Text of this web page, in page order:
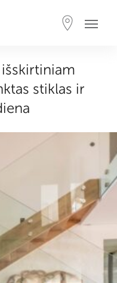
stiklas ir